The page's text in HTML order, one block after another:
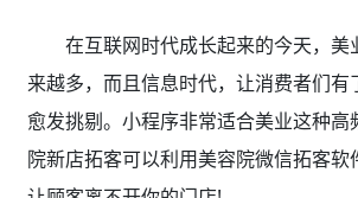
在互联网时代成长起来的今天，美
来越多，而且信息时代，让消费者们有
愈发挑剔。小程序非常适合美业这种高
院新店拓客可以利用美容院微信拓客软